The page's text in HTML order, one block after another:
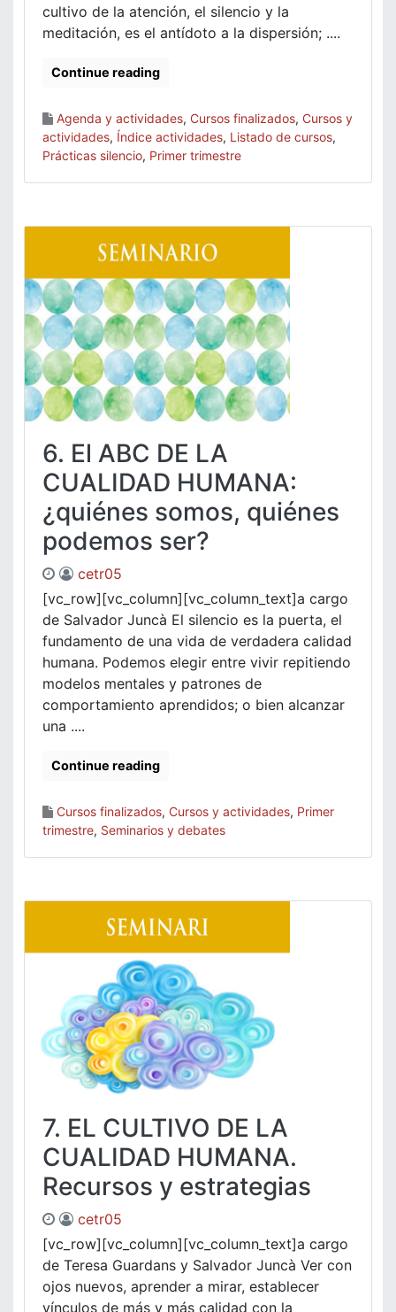
cultivo de la atención, el silencio y la
meditación, es el antídoto a la dispersión; ....
Continue reading
Agenda y actividades, Cursos finalizados, Cursos y
actividades, Índice actividades, Listado de cursos,
Prácticas silencio, Primer trimestre
6. El ABC DE LA
CUALIDAD HUMANA:
¿quiénes somos, quiénes
podemos ser?
cetr05
[vc_row][vc_column][vc_column_text]a cargo
de Salvador Juncà El silencio es la puerta, el
fundamento de una vida de verdadera calidad
humana. Podemos elegir entre vivir repitiendo
modelos mentales y patrones de
comportamiento aprendidos; o bien alcanzar
una ....
Continue reading
Cursos finalizados, Cursos y actividades, Primer
trimestre, Seminarios y debates
7. EL CULTIVO DE LA
CUALIDAD HUMANA.
Recursos y estrategias
cetr05
[vc_row][vc_column][vc_column_text]a cargo
de Teresa Guardans y Salvador Juncà Ver con
ojos nuevos, aprender a mirar, establecer
vínculos de más y más calidad con la